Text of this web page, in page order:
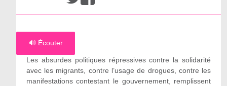
🔊 Écouter
Les absurdes politiques répressives contre la solidarité
avec les migrants, contre l’usage de drogues, contre les
manifestations contestant le gouvernement, remplissent